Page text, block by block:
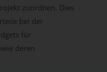
zuordnen. Dies
bei der
für
deren